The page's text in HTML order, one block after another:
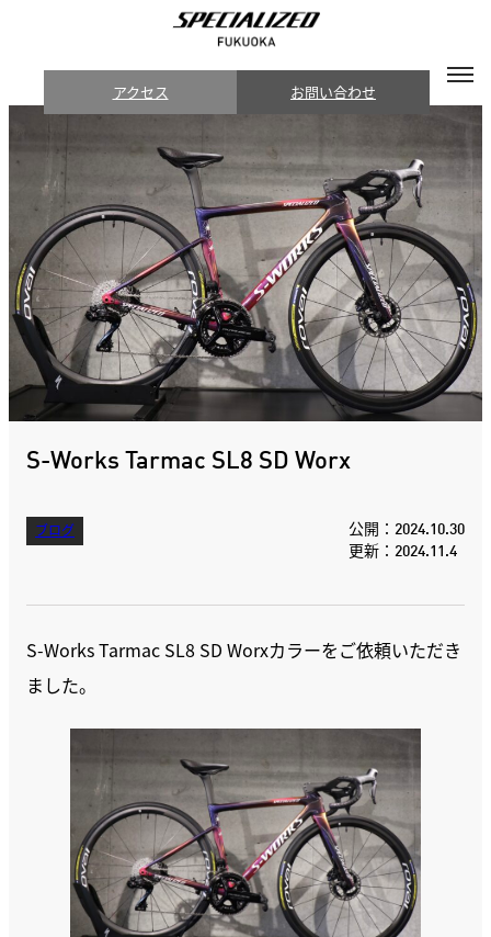
アクセス お問い合わせ
S-Works Tarmac SL8 SD Worx
ブログ
公開：2024.10.30
更新：2024.11.4
S-Works Tarmac SL8 SD Worxカラーをご依頼いただき
ました。